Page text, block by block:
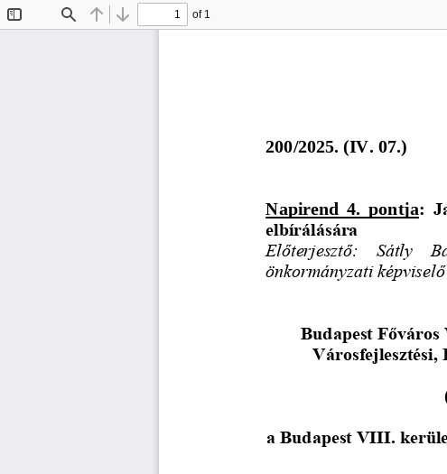
Find Previous
Next
of 1
200/2025. (IV. 07.)
Napirend  4.  pontja:
elbírálására
Előterjesztő:   Sátly
önkormányzati képviselő
Budapest
Városfejlesztési,
a Budapest VIII.